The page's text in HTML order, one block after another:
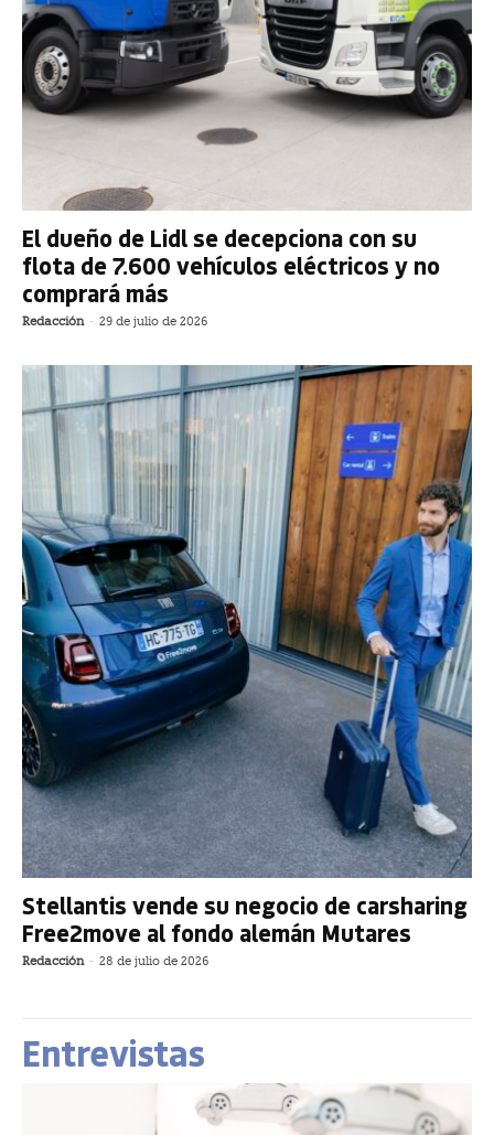
El dueño de Lidl se decepciona con su
flota de 7.600 vehículos eléctricos y no
comprará más
Redacción - 29 de julio de 2026
Stellantis vende su negocio de carsharing
Free2move al fondo alemán Mutares
Redacción - 28 de julio de 2026
Entrevistas